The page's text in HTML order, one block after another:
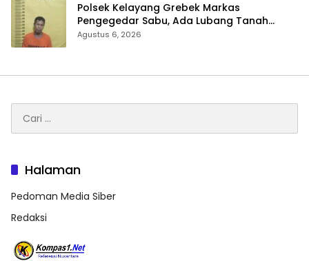
Polsek Kelayang Grebek Markas
Pengegedar Sabu, Ada Lubang Tanah
Agustus 6, 2026
untuk:
Halaman
Pedoman Media Siber
Redaksi